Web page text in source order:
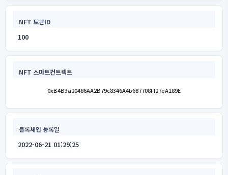
NFT 토큰ID
100
NFT 스마트컨트렉트
0xB4B3a20486AA2B79c8346A4b687708Ff27eA189E
블록체인 등록일
2022-06-21 01:29:25